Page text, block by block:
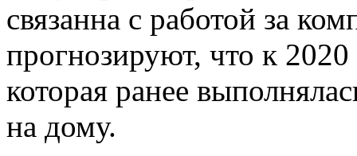
связанна с работой за
прогнозируют, что к 2020
которая ранее
на дому.